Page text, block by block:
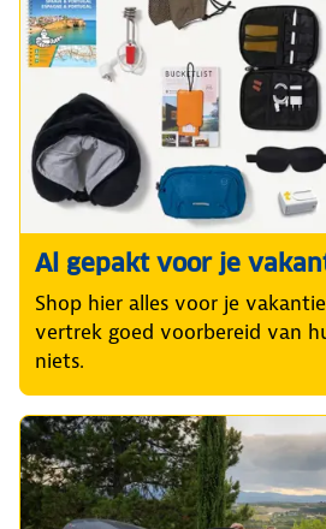
Al gepakt voor je
Shop hier alles voor je
vertrek goed voorbereid van
niets.